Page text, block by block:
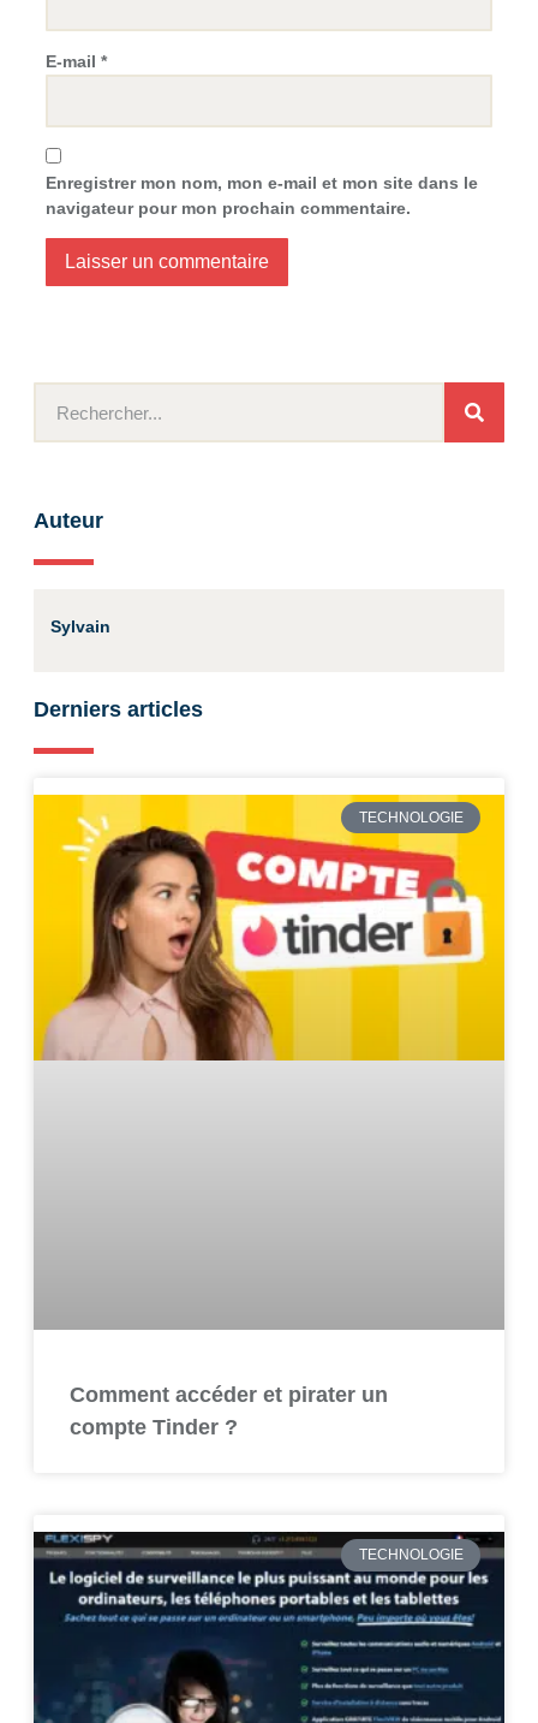
E-mail *
Enregistrer mon nom, mon e-mail et mon site dans le
navigateur pour mon prochain commentaire.
Auteur
Sylvain
Derniers articles
TECHNOLOGIE
Comment accéder et pirater un
compte Tinder ?
TECHNOLOGIE